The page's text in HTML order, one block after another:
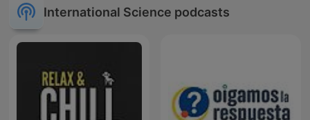
International Science podcasts